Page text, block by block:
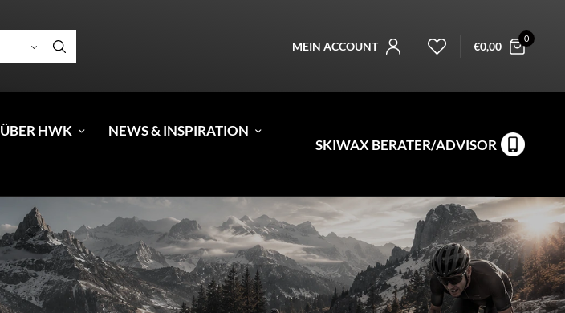
MEIN ACCOUNT €0,00
0
ÜBER HWK
NEWS & INSPIRATION
SKIWAX BERATER/ADVISOR